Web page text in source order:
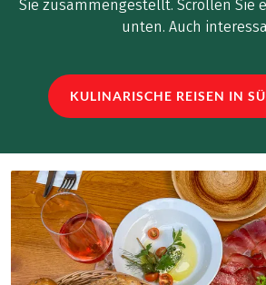
Sie zusammengestellt. Scrollen Sie
unten. Auch
KULINARISCHE REISEN IN